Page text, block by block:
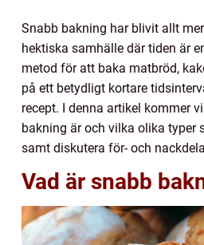
Snabb bakning har blivit allt
hektiska samhälle där tiden är
metod för att baka matbröd,
på ett betydligt kortare
recept. I denna artikel kommer
bakning är och vilka olika typer
samt diskutera för- och
Vad är snabb